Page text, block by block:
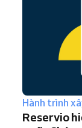
Hành trình
Reservio